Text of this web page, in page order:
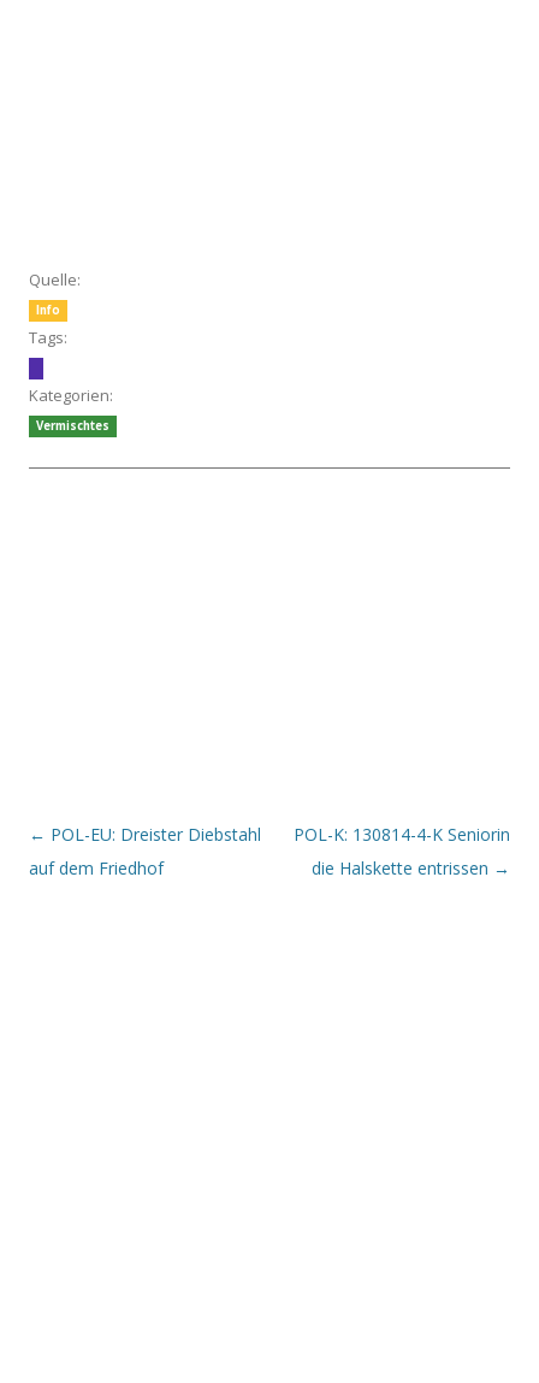
Quelle:
Info
Tags:
Kategorien:
Vermischtes
Beitrags-Navigation
← POL-EU: Dreister Diebstahl
auf dem Friedhof
POL-K: 130814-4-K Seniorin
die Halskette entrissen →